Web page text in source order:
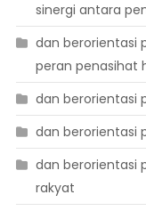
sinergi antara
dan berorientasi
peran penasihat
dan berorientasi
dan berorientasi
dan berorientasi
rakyat